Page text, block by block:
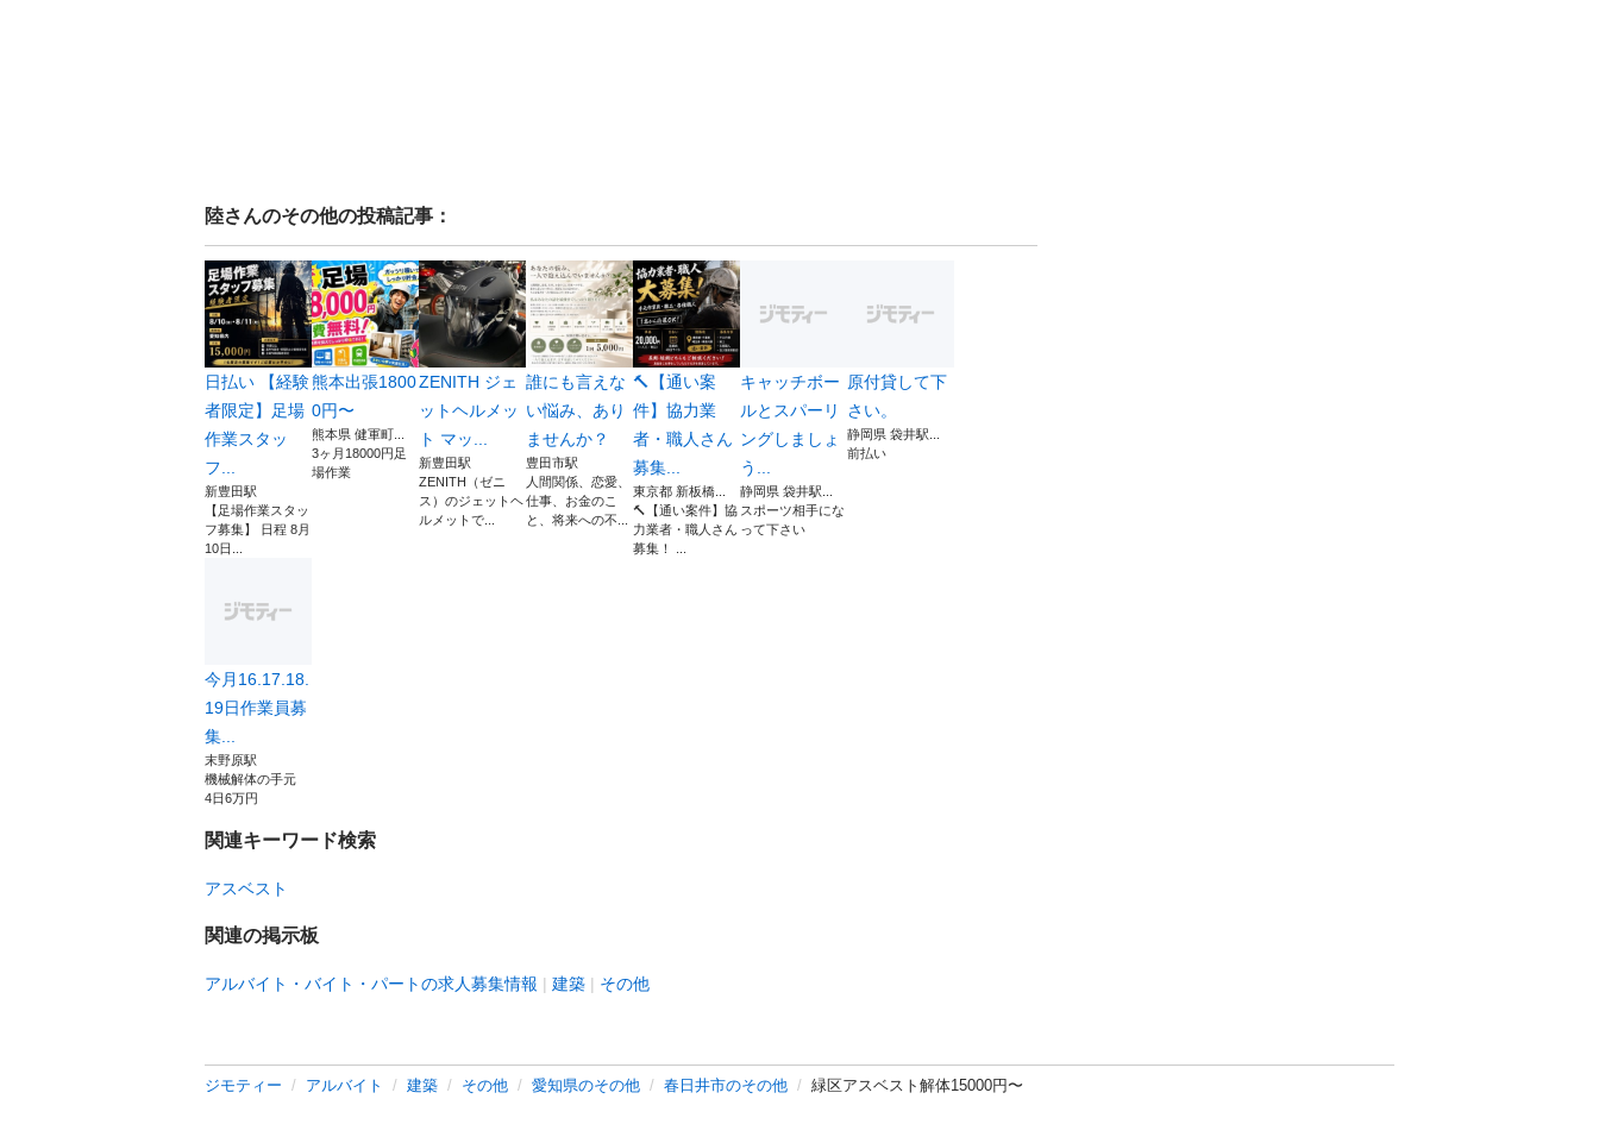
陸さんのその他の投稿記事：
日払い 【経験
者限定】足場
作業スタッ
フ...
新豊田駅
【足場作業スタッ
フ募集】 日程 8月
10日...
熊本出張1800
0円〜
熊本県 健軍町...
3ヶ月18000円足
場作業
ZENITH ジェ
ットヘルメッ
ト マッ...
新豊田駅
ZENITH（ゼニ
ス）のジェットヘ
ルメットで...
誰にも言えな
い悩み、あり
ませんか？
豊田市駅
人間関係、恋愛、
仕事、お金のこ
と、将来への不...
🔨【通い案
件】協力業
者・職人さん
募集...
東京都 新板橋...
🔨【通い案件】協
力業者・職人さん
募集！ ...
キャッチボー
ルとスパーリ
ングしましょ
う...
静岡県 袋井駅...
スポーツ相手にな
って下さい
原付貸して下
さい。
静岡県 袋井駅...
前払い
今月16.17.18.
19日作業員募
集...
末野原駅
機械解体の手元
4日6万円
関連キーワード検索
アスベスト
関連の掲示板
アルバイト・バイト・パートの求人募集情報 建築 その他
ジモティー アルバイト 建築 その他 愛知県のその他 春日井市のその他 緑区アスベスト解体15000円〜